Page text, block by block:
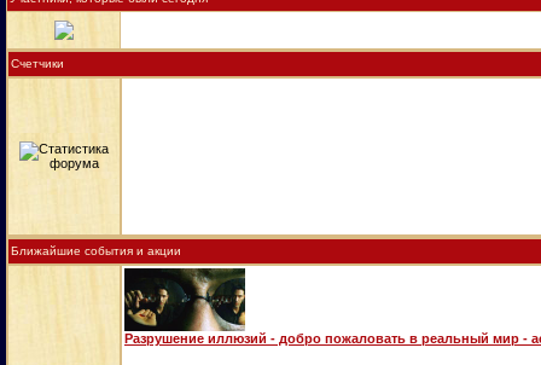
Счетчики
Ближайшие события и акции
Разрушение иллюзий - добро пожаловать в реальный мир -